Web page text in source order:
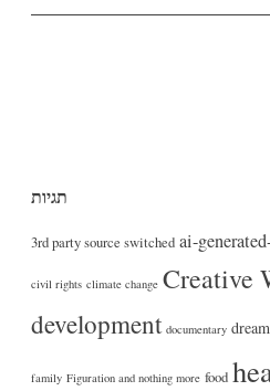
תגיות
3rd party source switched ai-
civil rights climate change Creative
development documentary dream
family Figuration and nothing more food